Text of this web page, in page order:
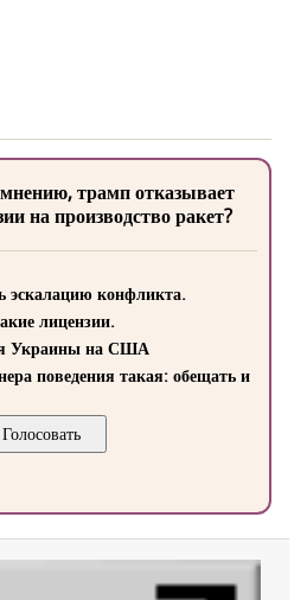
трамп отказывает
на производство ракет?
эскалацию конфликта.
лицензии.
Украины на США
поведения такая: обещать и